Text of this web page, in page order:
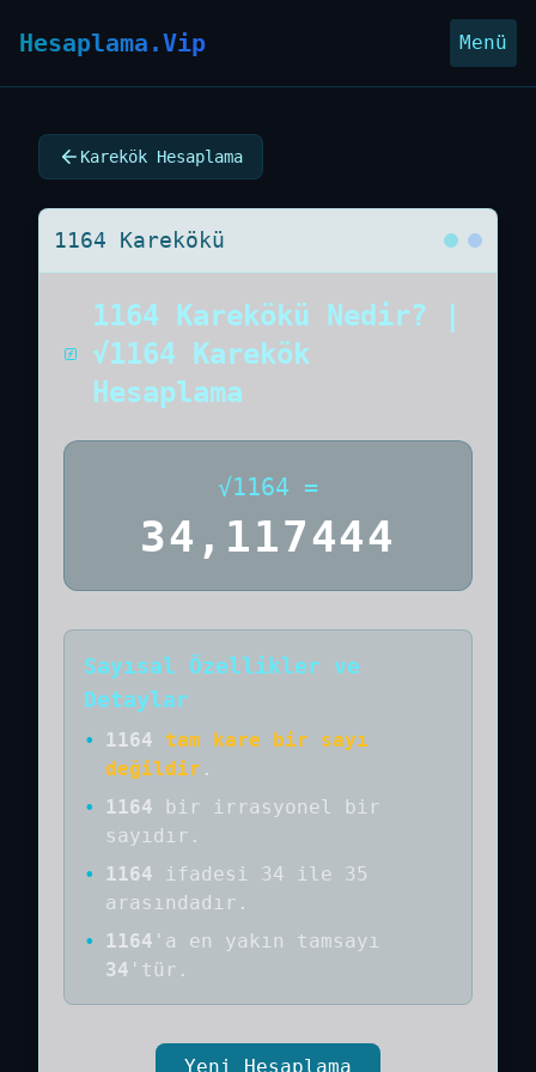
Hesaplama.Vip Menü
Karekök Hesaplama
1164 Karekökü
1164 Karekökü Nedir? |
√1164 Karekök
Hesaplama
√1164 =
34,117444
Sayısal Özellikler ve
Detaylar
• 1164
tam kare bir sayı
değildir .
•
1164 bir
irrasyonel bir
sayıdır .
•
1164
ifadesi 34 ile 35
arasındadır.
•
1164 'a en yakın tamsayı
34 'tür.
Yeni Hesaplama